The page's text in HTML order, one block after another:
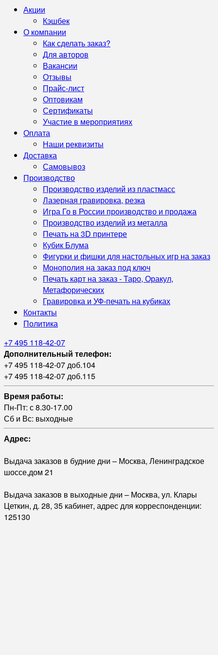
Акции
Кэшбек
О компании
Как сделать заказ?
Для авторов
Вакансии
Отзывы
Прайс-лист
Оптовикам
Сертификаты
Участие в мероприятиях
Оплата
Наши реквизиты
Доставка
Самовывоз
Производство
Производство изделий из пластмасс
Лазерная гравировка, резка
Игра Го в России производство и продажа
Производство изделий из металла
Печать на 3D принтере
Кубик Блума
Фигурки и фишки для настольных игр на заказ
Монополия на заказ под ключ
Печать карт на заказ - Таро, Оракул,
Метафорических
Гравировка и УФ‑печать на кубиках
Контакты
Политика
+7 495 118-42-07
Дополнительный телефон:
+7 495 118-42-07 доб.104
+7 495 118-42-07 доб.115
Время работы:
Пн-Пт: с 8.30-17.00
Сб и Вс: выходные
Адрес:
Выдача заказов в будние дни – Москва, Ленинградское
шоссе,дом 21
Выдача заказов в выходные дни – Москва, ул. Клары
Цеткин, д. 28, 35 кабинет, адрес для корреспонденции:
125130